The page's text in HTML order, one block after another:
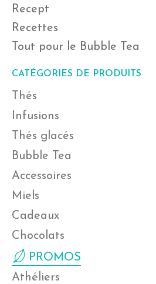
Recept
Recettes
Tout pour le Bubble Tea
CATÉGORIES DE PRODUITS
Thés
Infusions
Thés glacés
Bubble Tea
Accessoires
Miels
Cadeaux
Chocolats
PROMOS
Athéliers